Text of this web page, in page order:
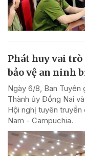
Phát huy vai
bảo vệ an ninh
Ngày 6/8, Ban Tuyên
Thành ủy Đồng Nai
Hội nghị tuyên
Nam - Campuchia.